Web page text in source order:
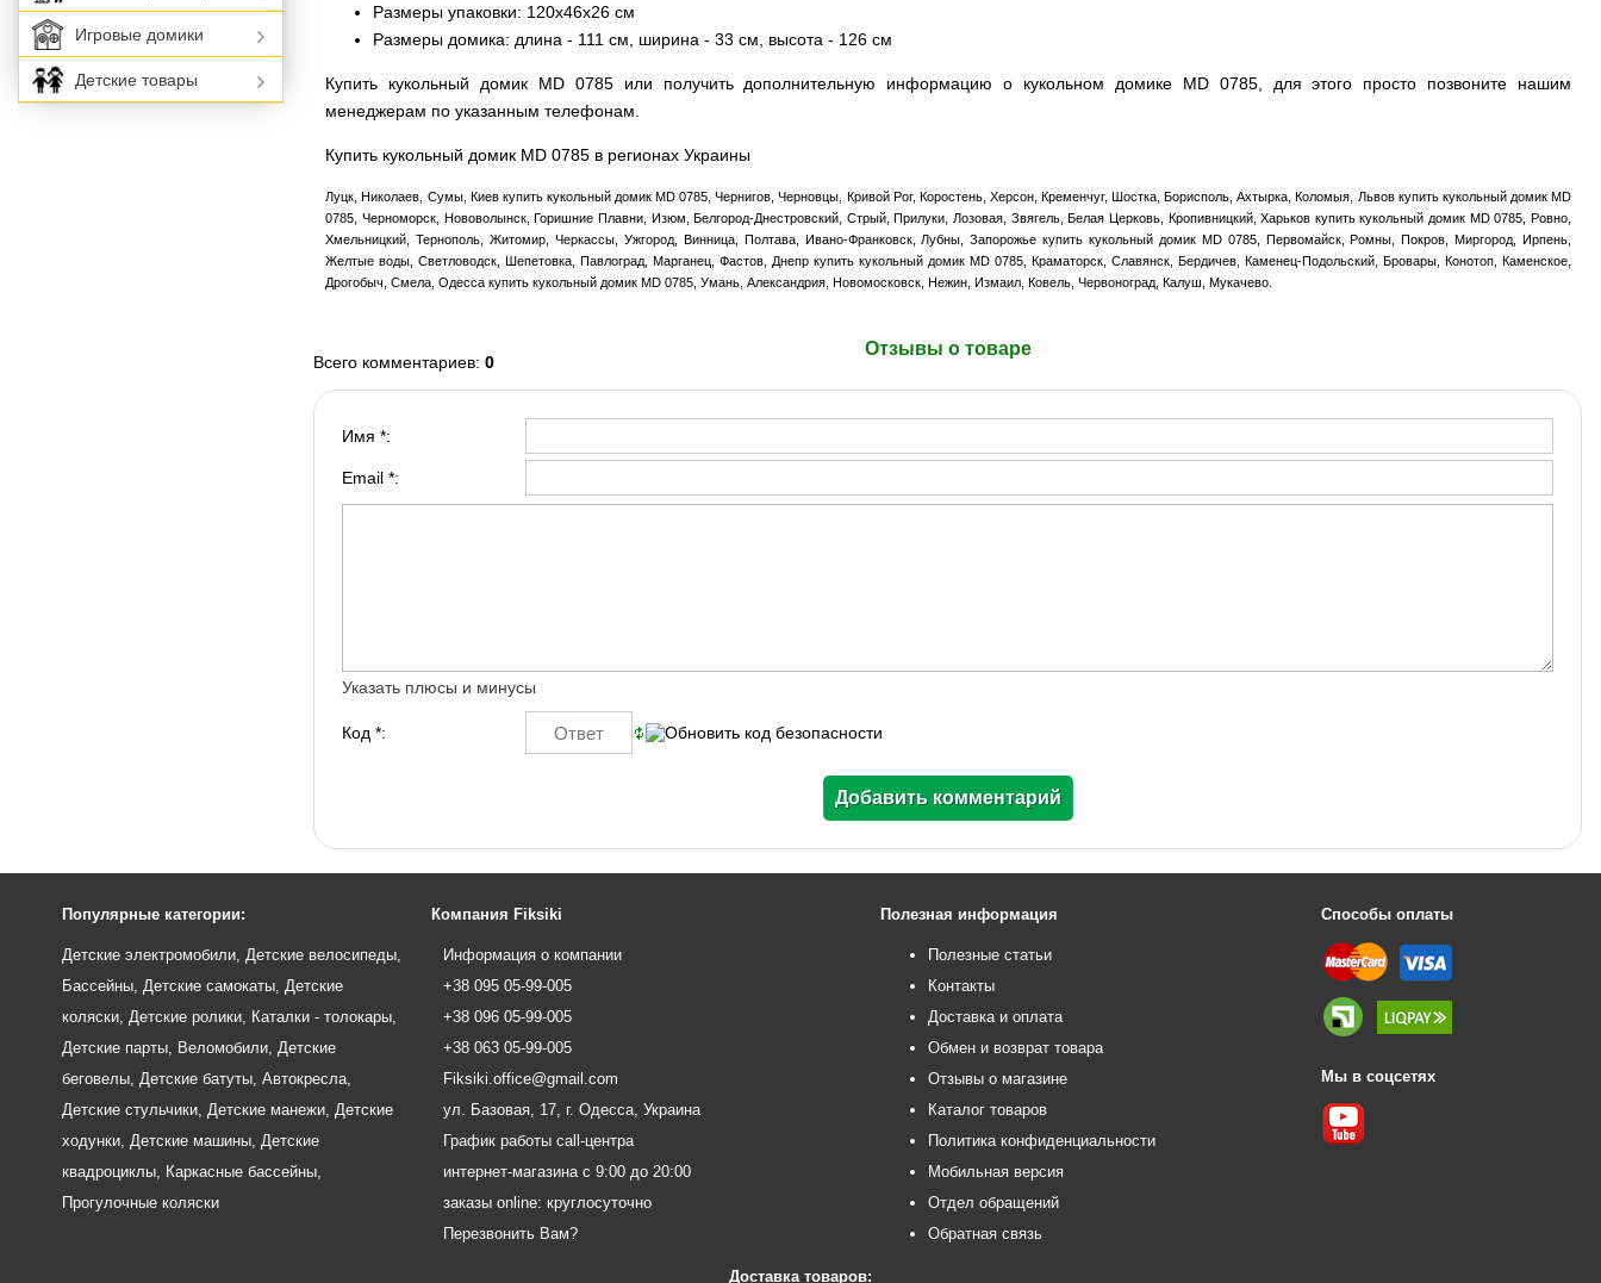
Размеры упаковки: 120х46х26 см
Размеры домика: длина - 111 см, ширина - 33 см, высота - 126 см
Купить кукольный домик MD 0785 или получить дополнительную информацию о кукольном домике MD 0785, для этого просто позвоните нашим
менеджерам по указанным телефонам.
Купить кукольный домик MD 0785 в регионах Украины
Луцк, Николаев, Сумы, Киев купить кукольный домик MD 0785, Чернигов, Черновцы, Кривой Рог, Коростень, Херсон, Кременчуг, Шостка, Борисполь, Ахтырка, Коломыя, Львов купить кукольный домик MD
0785, Черноморск, Нововолынск, Горишние Плавни, Изюм, Белгород-Днестровский, Стрый, Прилуки, Лозовая, Звягель, Белая Церковь, Кропивницкий, Харьков купить кукольный домик MD 0785, Ровно,
Хмельницкий, Тернополь, Житомир, Черкассы, Ужгород, Винница, Полтава, Ивано-Франковск, Лубны, Запорожье купить кукольный домик MD 0785, Первомайск, Ромны, Покров, Миргород, Ирпень,
Желтые воды, Светловодск, Шепетовка, Павлоград, Марганец, Фастов, Днепр купить кукольный домик MD 0785, Краматорск, Славянск, Бердичев, Каменец-Подольский, Бровары, Конотоп, Каменское,
Дрогобыч, Смела, Одесса купить кукольный домик MD 0785, Умань, Александрия, Новомосковск, Нежин, Измаил, Ковель, Червоноград, Калуш, Мукачево.
Отзывы о товаре
Всего комментариев:0
Имя *:
Email *:
Указать плюсы и минусы
Код *:
Игровые домики
Детские товары
Популярные категории:
Детские электромобили Детские велосипеды
Бассейны Детские самокаты Детские
коляски Детские ролики Каталки - толокары
Детские парты Веломобили Детские
беговелы Детские батуты Автокресла
Детские стульчики Детские манежи Детские
ходунки Детские машины Детские
квадроциклы Каркасные бассейны
Прогулочные коляски
Компания Fiksiki
Информация о компании
+38 095 05-99-005
+38 096 05-99-005
+38 063 05-99-005
Fiksiki.office@gmail.com
ул. Базовая, 17, г. Одесса, Украина
График работы call-центра
интернет-магазина с 9:00 до 20:00
заказы online: круглосуточно
Перезвонить Вам?
Полезная информация
Полезные статьи
Контакты
Доставка и оплата
Обмен и возврат товара
Отзывы о магазине
Каталог товаров
Политика конфиденциальности
Мобильная версия
Отдел обращений
Обратная связь
Способы оплаты
Мы в соцсетях
Доставка товаров: